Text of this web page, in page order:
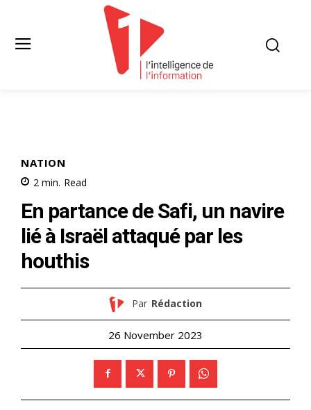
NATION
2 min. Read
En partance de Safi, un navire
lié à Israël attaqué par les
houthis
Par Rédaction
26 November 2023